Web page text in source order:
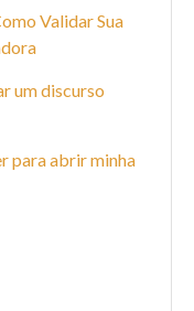
Validar Sua
um discurso
para abrir minha